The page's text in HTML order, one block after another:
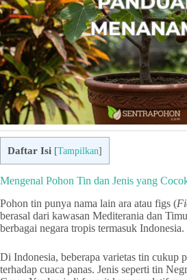
Daftar Isi [Tampilkan]
Mengenal Pohon Tin dan Jenis yang
Pohon tin punya nama lain ara atau figs (
berasal dari kawasan Mediterania dan
berbagai negara tropis termasuk Indonesia.
Di Indonesia, beberapa varietas tin cukup
terhadap cuaca panas. Jenis seperti tin